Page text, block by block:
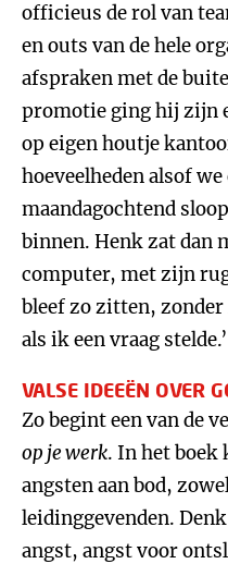
officieus de rol van
en outs van de hele
afspraken met de
promotie ging hij zijn
op eigen houtje
hoeveelheden alsof
maandagochtend
binnen. Henk zat dan
computer, met zijn
bleef zo zitten,
als ik een vraag stelde.’
VALSE IDEEËN OVER
Zo begint een van de
op je werk. In het boek
angsten aan bod,
leidinggevenden.
angst, angst voor